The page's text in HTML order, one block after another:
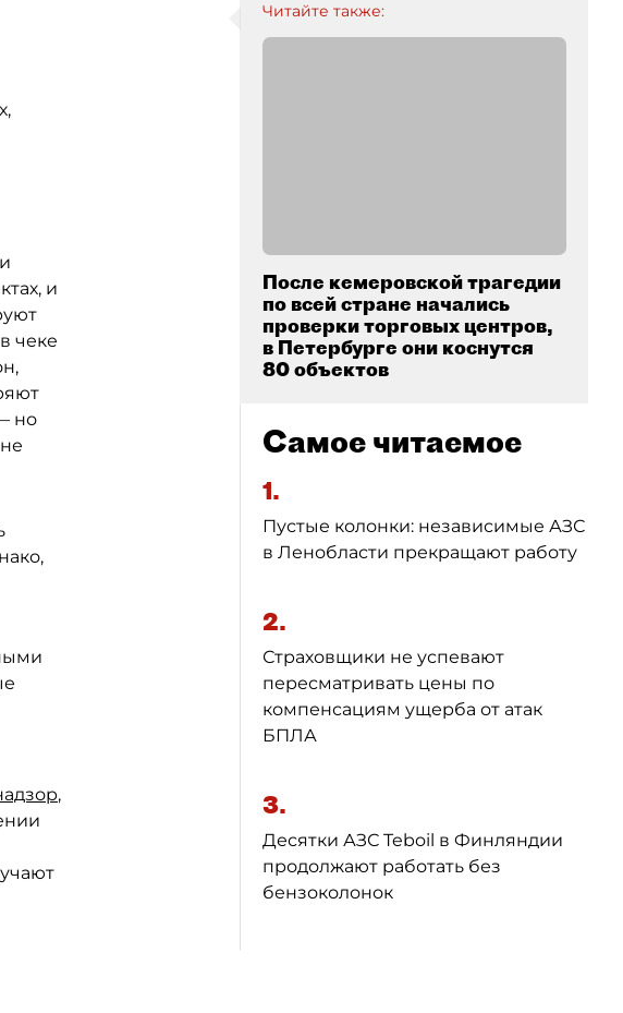
и
чеке
но
,
Читайте также:
После кемеровской трагедии
по всей стране начались
проверки торговых центров,
в Петербурге они коснутся
80 объектов
Самое читаемое
1.
Пустые колонки: независимые АЗС
в Ленобласти прекращают работу
2.
Страховщики не успевают
пересматривать цены по
компенсациям ущерба от атак
БПЛА
3.
Десятки АЗС Teboil в Финляндии
продолжают работать без
бензоколонок